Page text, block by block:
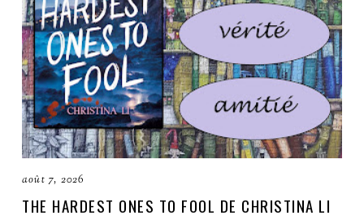
août 7, 2026
THE HARDEST ONES TO FOOL DE CHRISTINA LI